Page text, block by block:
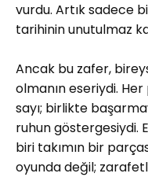
vurdu. Artık sadece
tarihinin unutulmaz
Ancak bu zafer,
olmanın eseriydi.
sayı; birlikte
ruhun göstergesiydi.
biri takımın bir
oyunda değil;